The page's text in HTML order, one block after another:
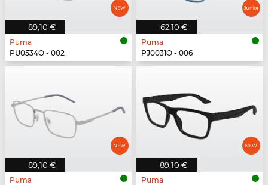
89,10 €
Puma
PU0534O - 002
62,10 €
Puma
PJ0031O - 006
89,10 €
Puma
89,10 €
Puma